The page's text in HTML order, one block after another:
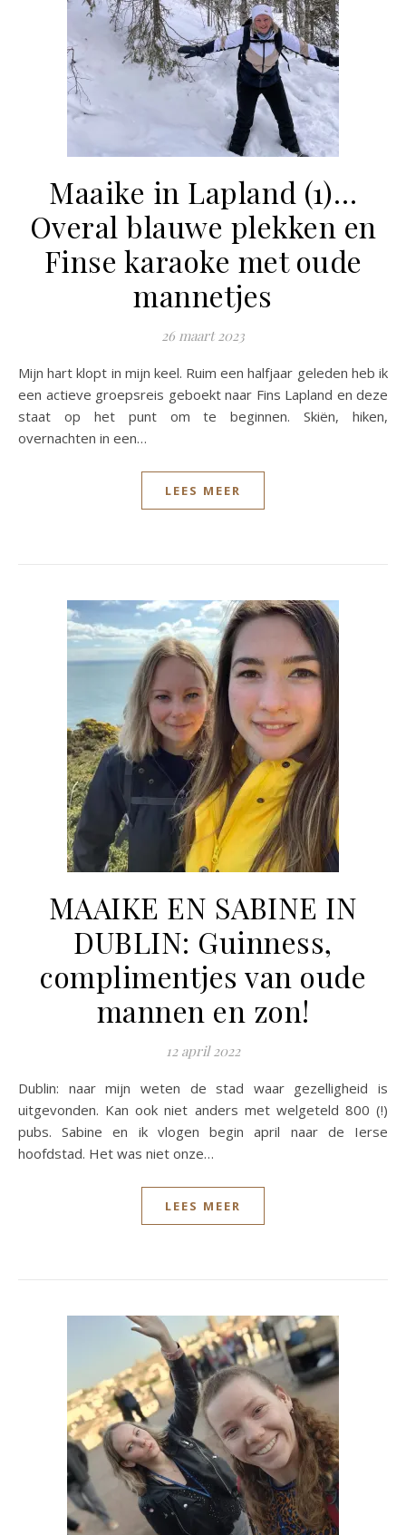
Maaike in Lapland (1)…
Overal blauwe plekken en
Finse karaoke met oude
mannetjes
26 maart 2023
Mijn hart klopt in mijn keel. Ruim een halfjaar geleden heb ik
een actieve groepsreis geboekt naar Fins Lapland en deze
staat op het punt om te beginnen. Skiën, hiken,
overnachten in een…
LEES MEER
MAAIKE EN SABINE IN
DUBLIN: Guinness,
complimentjes van oude
mannen en zon!
12 april 2022
Dublin: naar mijn weten de stad waar gezelligheid is
uitgevonden. Kan ook niet anders met welgeteld 800 (!)
pubs. Sabine en ik vlogen begin april naar de Ierse
hoofdstad. Het was niet onze…
LEES MEER